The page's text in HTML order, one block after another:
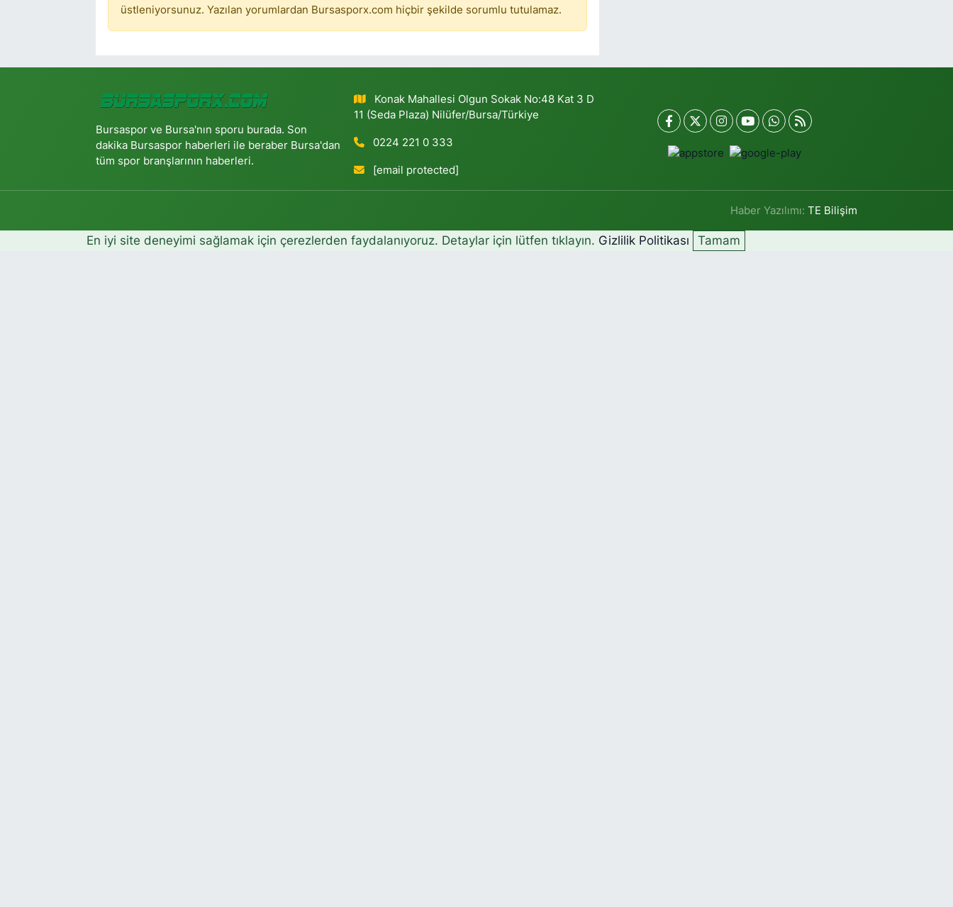
üstleniyorsunuz. Yazılan yorumlardan Bursasporx.com hiçbir şekilde sorumlu tutulamaz.
Bursaspor ve Bursa'nın sporu burada. Son
dakika Bursaspor haberleri ile beraber Bursa'dan
tüm spor branşlarının haberleri.
Konak Mahallesi Olgun Sokak No:48 Kat 3 D
11 (Seda Plaza) Nilüfer/Bursa/Türkiye
0224 221 0 333
[email protected]
Haber Yazılımı:TE Bilişim
En iyi site deneyimi sağlamak için çerezlerden faydalanıyoruz. Detaylar için lütfen tıklayın. Gizlilik Politikası Tamam